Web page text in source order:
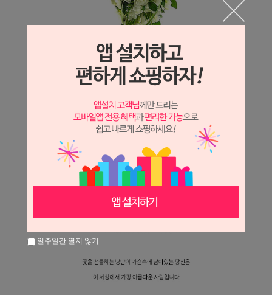
일주일간 열지 않기